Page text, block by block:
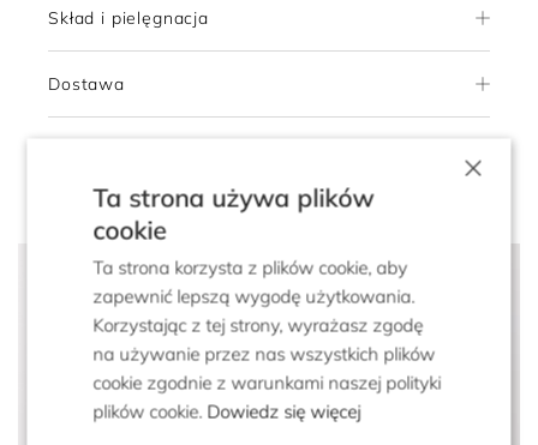
Skład i pielęgnacja
Dostawa
×
Ta strona używa plików
cookie
Ta strona korzysta z plików cookie, aby
zapewnić lepszą wygodę użytkowania.
Korzystając z tej strony, wyrażasz zgodę
na używanie przez nas wszystkich plików
cookie zgodnie z warunkami naszej polityki
plików cookie. Dowiedz się więcej